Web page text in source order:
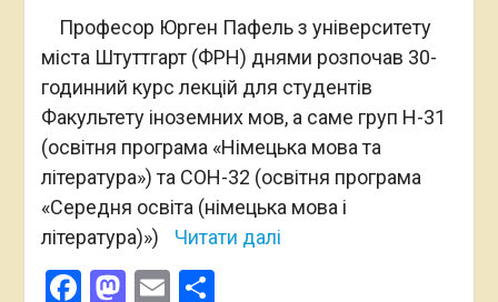
Професор Юрген Пафель з університету
міста Штуттгарт (ФРН) днями розпочав 30-
годинний курс лекцій для студентів
Факультету іноземних мов, а саме груп Н-31
(освітня програма «Німецька мова та
література») та СОН-32 (освітня програма
«Середня освіта (німецька мова і
література)»)
Читати далі
Facebook
Mastodon
EmailПоділитися